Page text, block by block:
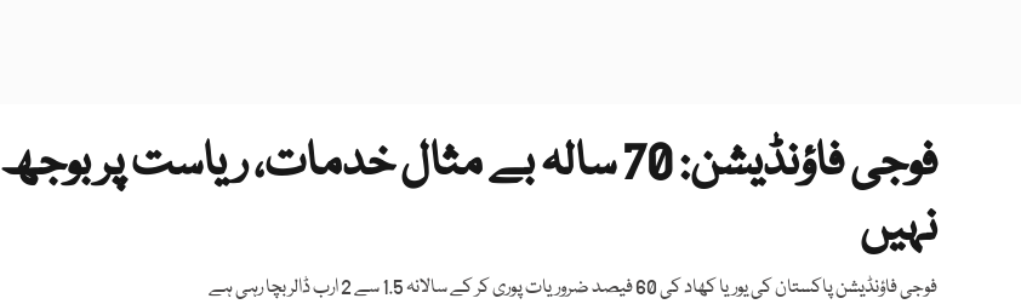
فوجی فاؤنڈیشن: 70 سالہ بے مثال خدمات، ریاست پر بوجھ
نہیں
فوجی فاؤنڈیشن پاکستان کی یوریا کھاد کی 60 فیصد ضروریات پوری کر کے سالانہ 1.5 سے 2 ارب ڈالر بچا رہی ہے